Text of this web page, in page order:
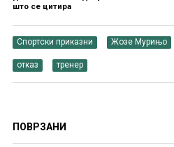
што се цитира
Спортски приказни Жозе Мурињо
отказ тренер
ПОВРЗАНИ